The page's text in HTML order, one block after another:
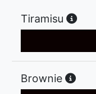
Tiramisu
Brownie